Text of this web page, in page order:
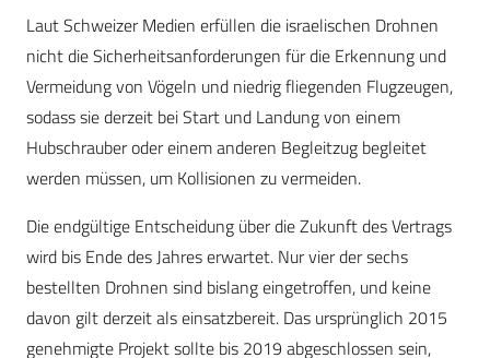
Laut Schweizer Medien erfüllen die israelischen Drohnen
nicht die Sicherheitsanforderungen für die Erkennung und
Vermeidung von Vögeln und niedrig fliegenden Flugzeugen,
sodass sie derzeit bei Start und Landung von einem
Hubschrauber oder einem anderen Begleitzug begleitet
werden müssen, um Kollisionen zu vermeiden.
Die endgültige Entscheidung über die Zukunft des Vertrags
wird bis Ende des Jahres erwartet. Nur vier der sechs
bestellten Drohnen sind bislang eingetroffen, und keine
davon gilt derzeit als einsatzbereit. Das ursprünglich 2015
genehmigte Projekt sollte bis 2019 abgeschlossen sein,